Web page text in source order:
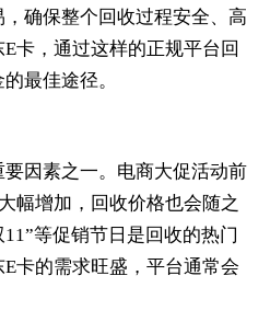
确保整个回收过程安全、高
卡，通过这样的正规平台回
最佳途径。
因素之一。电商大促活动前
幅增加，回收价格也会随之
11”等促销节日是回收的热门
卡的需求旺盛，平台通常会